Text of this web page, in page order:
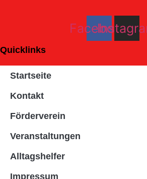
Facebook
Quicklinks
Startseite
Kontakt
Förderverein
Veranstaltungen
Alltagshelfer
Impressum